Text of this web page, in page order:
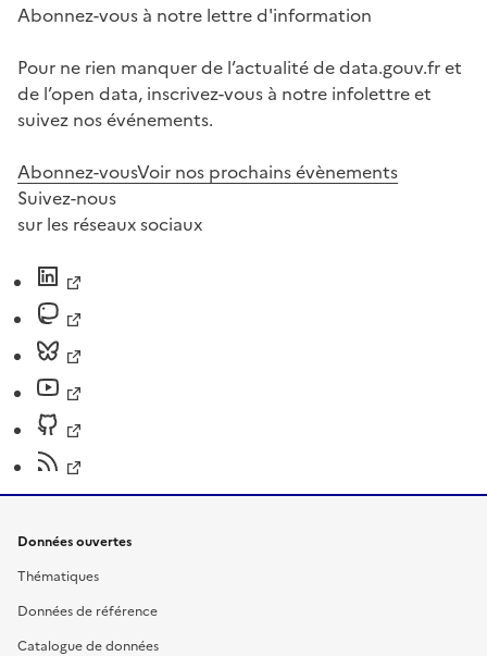
Abonnez-vous à notre lettre d'information
Pour ne rien manquer de l’actualité de data.gouv.fr et
de l’open data, inscrivez-vous à notre infolettre et
suivez nos événements.
Abonnez-vousVoir nos prochains évènements
Suivez-nous
sur les réseaux sociaux
Données ouvertes
Thématiques
Données de référence
Catalogue de données